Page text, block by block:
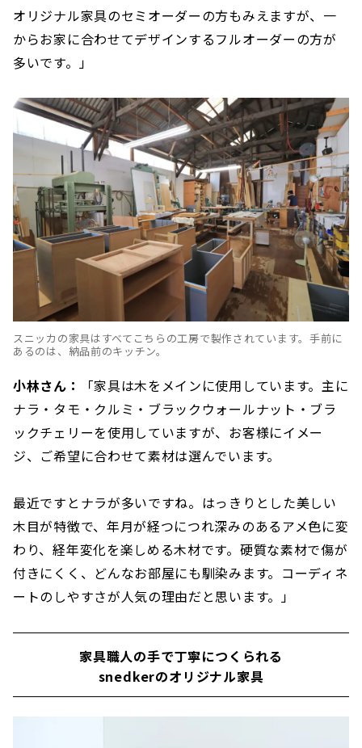
オリジナル家具のセミオーダーの方もみえますが、一
からお家に合わせてデザインするフルオーダーの方が
多いです。」
スニッカの家具はすべてこちらの工房で製作されています。手前に
あるのは、納品前のキッチン。
小林さん：
「家具は木をメインに使用しています。主に
ナラ・タモ・クルミ・ブラックウォールナット・ブラ
ックチェリーを使用していますが、お客様にイメー
ジ、ご希望に合わせて素材は選んでいます。
最近ですとナラが多いですね。はっきりとした美しい
木目が特徴で、年月が経つにつれ深みのあるアメ色に変
わり、経年変化を楽しめる木材です。硬質な素材で傷が
付きにくく、どんなお部屋にも馴染みます。コーディネ
ートのしやすさが人気の理由だと思います。」
家具職人の手で丁寧につくられる
snedkerのオリジナル家具